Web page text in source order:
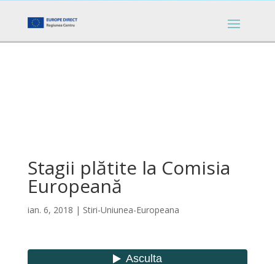
Stagii plătite la Comisia
Europeană
ian. 6, 2018 | Stiri-Uniunea-Europeana